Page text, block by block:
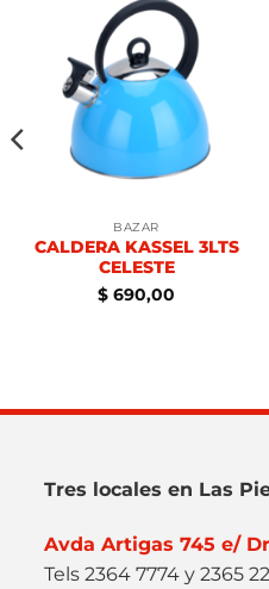
BAZAR
CALDERA KASSEL 3LTS
CELESTE
$ 690,00
Tres locales en Las
Avda Artigas 745 e/
Tels 2364 7774 y 2365